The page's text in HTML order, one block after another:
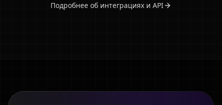
Подробнее об интеграциях и API